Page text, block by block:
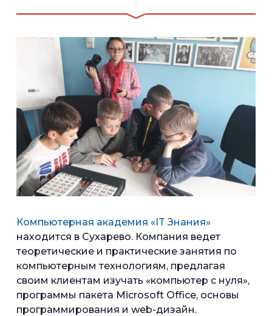
Компьютерная академия «IT Знания»
находится в Сухарево. Компания ведет
теоретические и практические занятия по
компьютерным технологиям, предлагая
своим клиентам изучать «компьютер с нуля»,
программы пакета Microsoft Office, основы
программирования и web-дизайн.